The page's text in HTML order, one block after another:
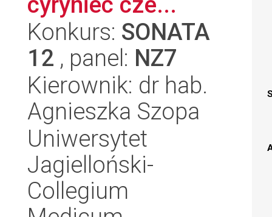
Konkurs: SONATA
12 , panel: NZ7
Kierownik: dr hab.
Agnieszka Szopa
Uniwersytet
Jagielloński-
Collegium